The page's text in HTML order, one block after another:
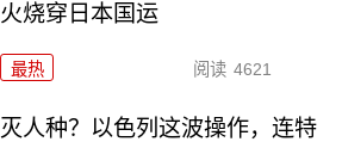
火烧穿日本国运
最热 阅读 4621
灭人种？以色列这波操作，连特